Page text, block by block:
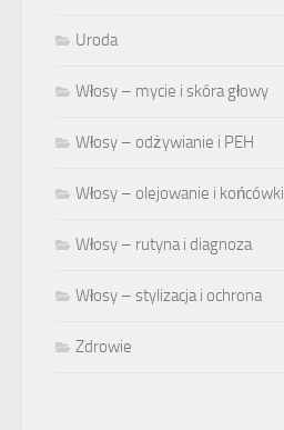
Uroda
Włosy – mycie i skóra głowy
Włosy – odżywianie i PEH
Włosy – olejowanie i końcówki
Włosy – rutyna i diagnoza
Włosy – stylizacja i ochrona
Zdrowie